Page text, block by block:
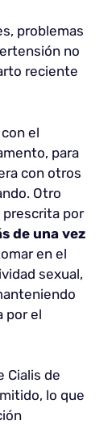
problemas
no
reciente
el
para
con otros
Otro
por
de una vez
en el
sexual,
por el
Cialis de
lo que